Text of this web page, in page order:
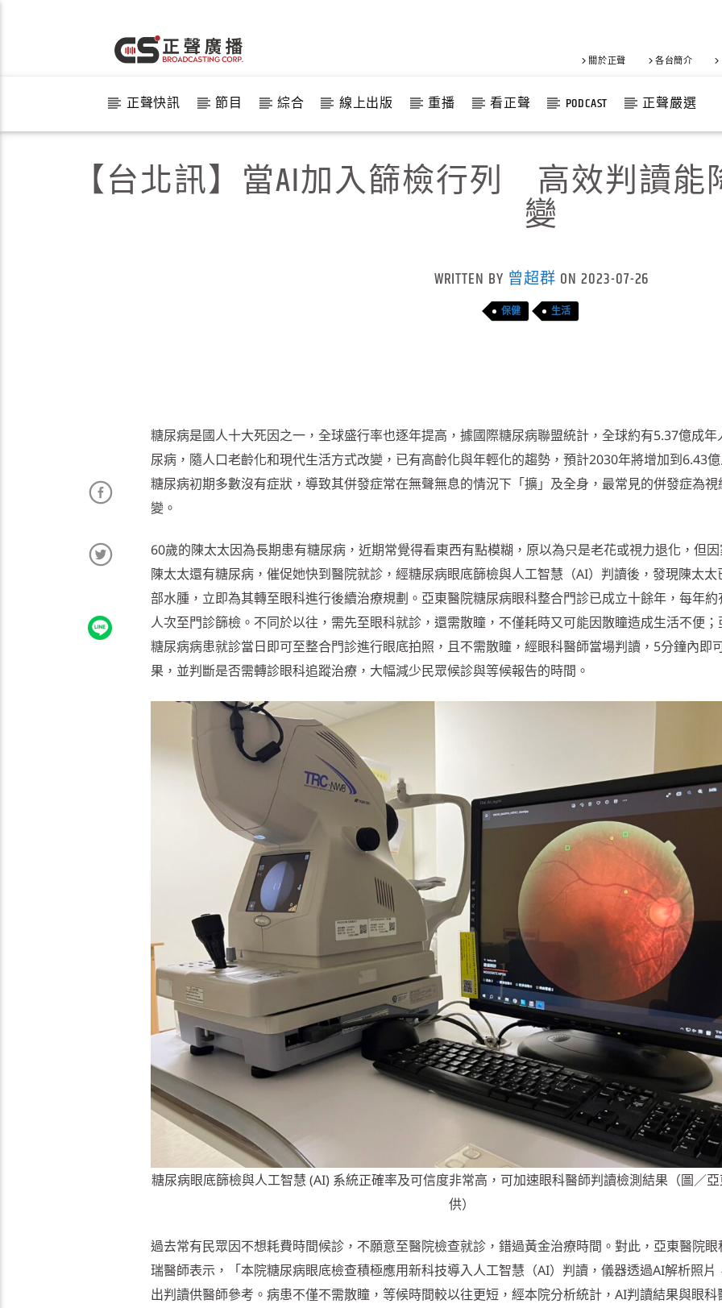
關於正聲 各台簡介
正聲快訊 節目 綜合 線上出版 重播 看正聲 PODCAST 正聲嚴選
【台北訊】當AI加入篩檢行列 高效判讀
變
WRITTEN BY 曾超群 ON 2023-07-26
保健 生活
糖尿病是國人十大死因之一，全球盛行率也逐年提高，據國際糖尿病聯盟統計，全球約有5.37億成年
尿病，隨人口老齡化和現代生活方式改變，已有高齡化與年輕化的趨勢，預計2030年將增加到6.43
糖尿病初期多數沒有症狀，導致其併發症常在無聲無息的情況下「擴」及全身，最常見的併發症為視
變。
60歲的陳太太因為長期患有糖尿病，近期常覺得看東西有點模糊，原以為只是老花或視力退化，但
陳太太還有糖尿病，催促她快到醫院就診，經糖尿病眼底篩檢與人工智慧（AI）判讀後，發現陳太太
部水腫，立即為其轉至眼科進行後續治療規劃。亞東醫院糖尿病眼科整合門診已成立十餘年，每年約
人次至門診篩檢。不同於以往，需先至眼科就診，還需散瞳，不僅耗時又可能因散瞳造成生活不便；
糖尿病病患就診當日即可至整合門診進行眼底拍照，且不需散瞳，經眼科醫師當場判讀，5分鐘內即
果，並判斷是否需轉診眼科追蹤治療，大幅減少民眾候診與等候報告的時間。
糖尿病眼底篩檢與人工智慧 (AI) 系統正確率及可信度非常高，可加速眼科醫師判讀檢測結果（圖／
供）
過去常有民眾因不想耗費時間候診，不願意至醫院檢查就診，錯過黃金治療時間。對此，亞東醫院眼
瑞醫師表示，「本院糖尿病眼底檢查積極應用新科技導入人工智慧（AI）判讀，儀器透過AI解析照片
出判讀供醫師參考。病患不僅不需散瞳，等候時間較以往更短，經本院分析統計，AI判讀結果與眼科